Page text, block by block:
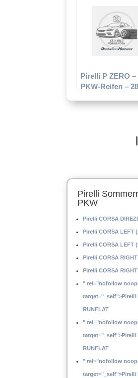
Sommerreifen
Pirelli P ZERO –
PKW-Reifen –
Sommerreifen
Pirelli
PKW
Pirelli CORSA
Pirelli CORSA LEFT
Pirelli CORSA LEFT
Pirelli CORSA
Pirelli CORSA
" rel="nofollow
target="_self">Pirelli
RUNFLAT
" rel="nofollow
target="_self">Pirelli
RUNFLAT
" rel="nofollow
target="_self">Pirelli